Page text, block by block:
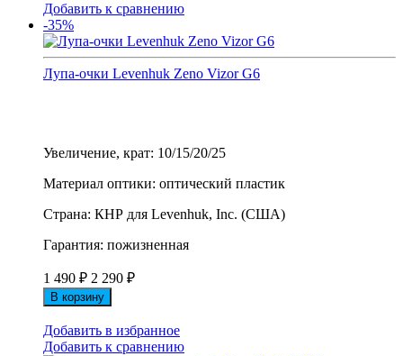
Добавить к сравнению
-35%
Лупа-очки Levenhuk Zeno Vizor G6
Увеличение, крат: 10/15/20/25
Материал оптики: оптический пластик
Страна: КНР для Levenhuk, Inc. (США)
Гарантия: пожизненная
1 490 ₽ 2 290 ₽
В корзину
Добавить в избранное
Добавить к сравнению